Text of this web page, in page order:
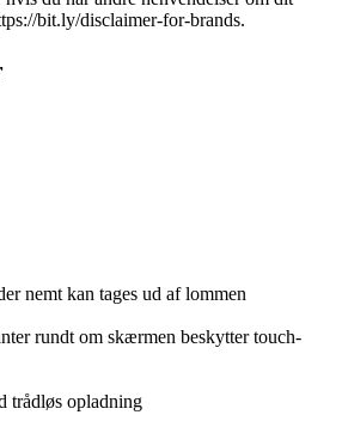
bit.ly/disclaimer-for-brands.
nemt kan tages ud af lommen
rundt om skærmen beskytter touch-
opladning